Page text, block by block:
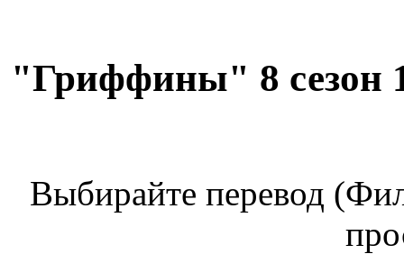
"Гриффины" 8 сезон
Выбирайте перевод